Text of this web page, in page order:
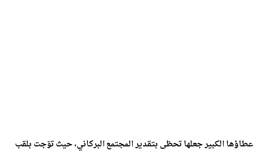
عطاؤها الكبير جعلها تحظى بتقدير المجتمع البركاني، حيث توّجت بلقب